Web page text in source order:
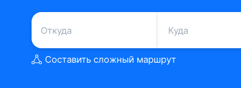
Составить сложный маршрут